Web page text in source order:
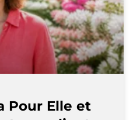
Pour Elle et